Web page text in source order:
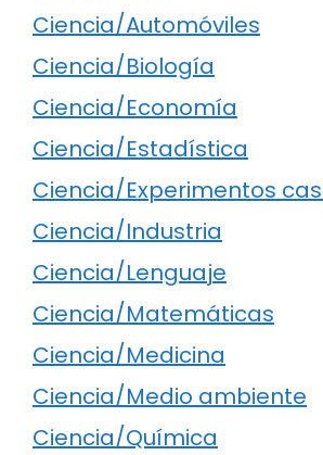
Ciencia/Automóviles
Ciencia/Biología
Ciencia/Economía
Ciencia/Estadística
Ciencia/Experimentos
Ciencia/Industria
Ciencia/Lenguaje
Ciencia/Matemáticas
Ciencia/Medicina
Ciencia/Medio ambiente
Ciencia/Química